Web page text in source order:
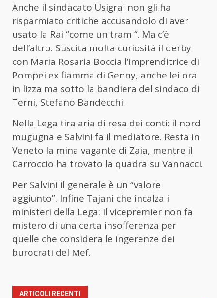
Anche il sindacato Usigrai non gli ha
risparmiato critiche accusandolo di aver
usato la Rai “come un tram “. Ma c’è
dell’altro. Suscita molta curiosità il derby
con Maria Rosaria Boccia l’imprenditrice di
Pompei ex fiamma di Genny, anche lei ora
in lizza ma sotto la bandiera del sindaco di
Terni, Stefano Bandecchi.
Nella Lega tira aria di resa dei conti: il nord
mugugna e Salvini fa il mediatore. Resta in
Veneto la mina vagante di Zaia, mentre il
Carroccio ha trovato la quadra su Vannacci.
Per Salvini il generale è un “valore
aggiunto”. Infine Tajani che incalza i
ministeri della Lega: il vicepremier non fa
mistero di una certa insofferenza per
quelle che considera le ingerenze dei
burocrati del Mef.
ARTICOLI RECENTI